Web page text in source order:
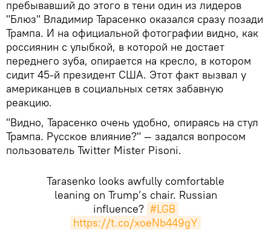
пребывавший до этого в тени один из лидеров
"Блюз" Владимир Тарасенко оказался сразу позади
Трампа. И на официальной фотографии видно, как
россиянин с улыбкой, в которой не достает
переднего зуба, опирается на кресло, в котором
сидит 45-й президент США. Этот факт вызвал у
американцев в социальных сетях забавную
реакцию.
"Видно, Тарасенко очень удобно, опираясь на стул
Трампа. Русское влияние?" — задался вопросом
пользователь Twitter Mister Pisoni.
Tarasenko looks awfully comfortable
leaning on Trump’s chair. Russian
influence? #LGB
https://t.co/xoeNb449gY